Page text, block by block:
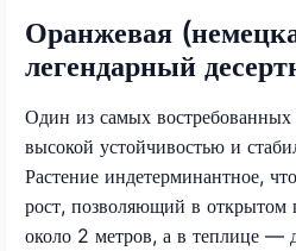
Оранжевая
легендарный
Один из самых
высокой устойчивостью и
Растение индетерминантное,
рост, позволяющий в открытом
около 2 метров, а в теплице —